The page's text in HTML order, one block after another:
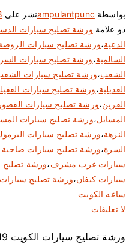
بواسطة ampulantpuncنشر على
ذو علامة ورشة تصليح سيارات
الدعية،ورشة تصليح سيارات
السالمية،ورشة تصليح سيارات
الشعب،ورشة تصليح سيارات
العديلية،ورشة تصليح سيارات
القرين،ورشة تصليح سيارات القصور
المسايل،ورشة تصليح سيارات
النزهة،ورشة تصليح سيارات
السرة،ورشة تصليح سيارات ضاحية
سيارات غرب مشرف،ورشة تصليح
سيارات كيفان،ورشة تصليح سيارات
ساعه الكويت
لا تعليقات
ى